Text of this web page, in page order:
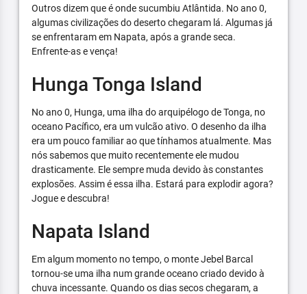
Outros dizem que é onde sucumbiu Atlântida. No ano 0,
algumas civilizações do deserto chegaram lá. Algumas já
se enfrentaram em Napata, após a grande seca.
Enfrente-as e vença!
Hunga Tonga Island
No ano 0, Hunga, uma ilha do arquipélogo de Tonga, no
oceano Pacífico, era um vulcão ativo. O desenho da ilha
era um pouco familiar ao que tínhamos atualmente. Mas
nós sabemos que muito recentemente ele mudou
drasticamente. Ele sempre muda devido às constantes
explosões. Assim é essa ilha. Estará para explodir agora?
Jogue e descubra!
Napata Island
Em algum momento no tempo, o monte Jebel Barcal
tornou-se uma ilha num grande oceano criado devido à
chuva incessante. Quando os dias secos chegaram, a